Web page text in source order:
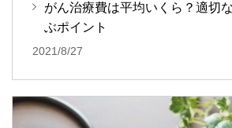
がん治療費は平均いくら？適切
ぶポイント
2021/8/27